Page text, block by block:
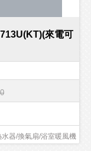
來電可
器/換氣扇/浴室暖風機